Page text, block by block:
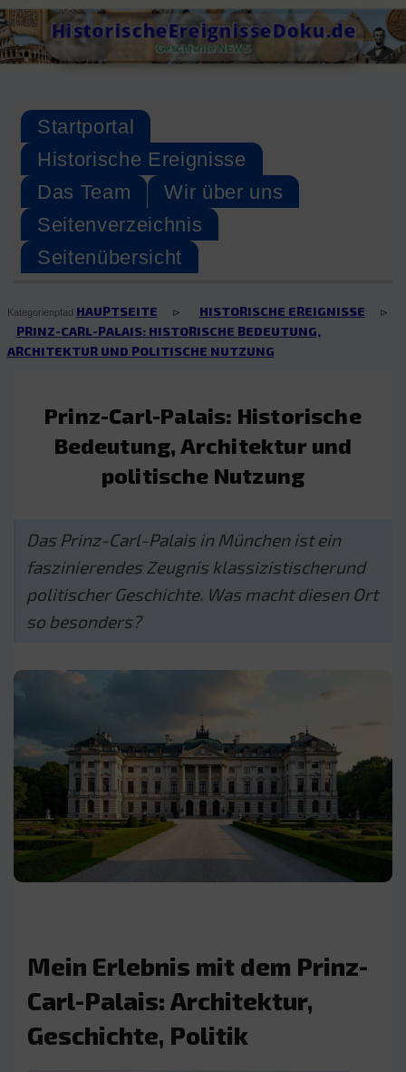
Skip
to
content
HistorischeEreignisseDoku.de
Geschichte NEWS
Startportal
Historische Ereignisse
Das Team
Wir über uns
Seitenverzeichnis
Seitenübersicht
Kategorienpfad HAUPTSEITE ⊳ HISTORISCHE EREIGNISSE ⊳
PRINZ-CARL-PALAIS: HISTORISCHE BEDEUTUNG,
ARCHITEKTUR UND POLITISCHE NUTZUNG
Prinz-Carl-Palais: Historische
Bedeutung, Architektur und
politische Nutzung
Das Prinz-Carl-Palais in München ist ein
faszinierendes Zeugnis klassizistischerund
politischer Geschichte. Was macht diesen Ort
so besonders?
Mein Erlebnis mit dem Prinz-
Carl-Palais: Architektur,
Geschichte, Politik